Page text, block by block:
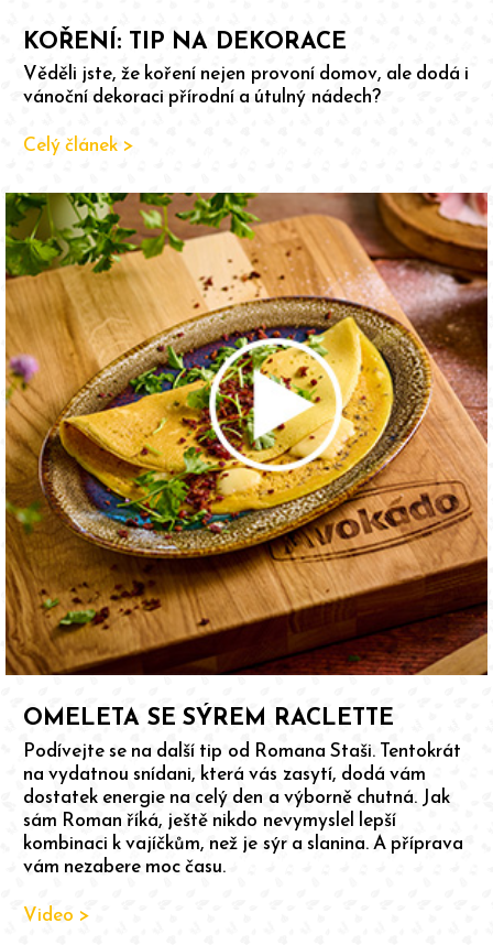
KOŘENÍ: TIP NA DEKORACE
Věděli jste, že koření nejen provoní domov, ale dodá i
vánoční dekoraci přírodní a útulný nádech?
Celý článek >
OMELETA SE SÝREM RACLETTE
Podívejte se na další tip od Romana Staši. Tentokrát
na vydatnou snídani, která vás zasytí, dodá vám
dostatek energie na celý den a výborně chutná. Jak
sám Roman říká, ještě nikdo nevymyslel lepší
kombinaci k vajíčkům, než je sýr a slanina. A příprava
vám nezabere moc času.
Video >